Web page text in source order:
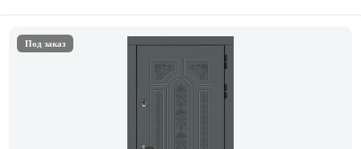
Под заказ